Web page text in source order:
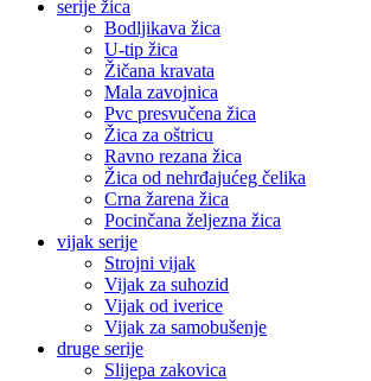
serije žica
Bodljikava žica
U-tip žica
Žičana kravata
Mala zavojnica
Pvc presvučena žica
Žica za oštricu
Ravno rezana žica
Žica od nehrđajućeg čelika
Crna žarena žica
Pocinčana željezna žica
vijak serije
Strojni vijak
Vijak za suhozid
Vijak od iverice
Vijak za samobušenje
druge serije
Slijepa zakovica